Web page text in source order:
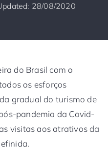
28/08/2020
do Brasil com o
os esforços
gradual do turismo de
pandemia da Covid-
visitas aos atrativos da